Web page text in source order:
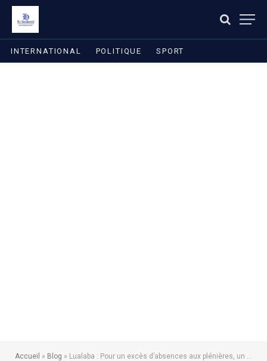
INTERNATIONAL POLITIQUE SPORT
Accueil » Blog » Lualaba : Pour un excès d’absences aux plénières, un député provincial perd son mandat